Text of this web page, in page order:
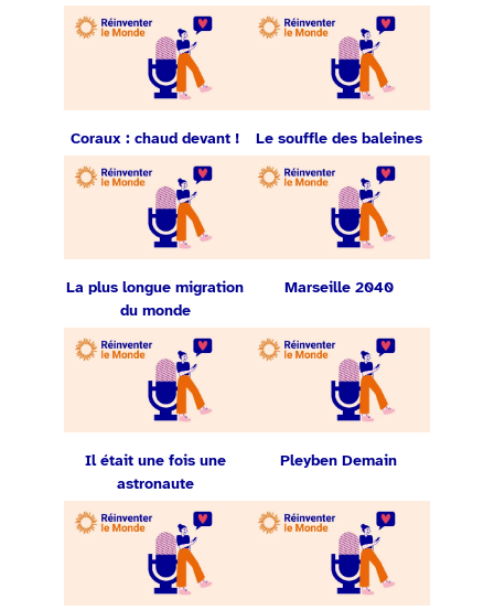
Coraux : chaud devant ! Le souffle des baleines
La plus longue migration
du monde
Marseille 2040
Il était une fois une
astronaute
Pleyben Demain